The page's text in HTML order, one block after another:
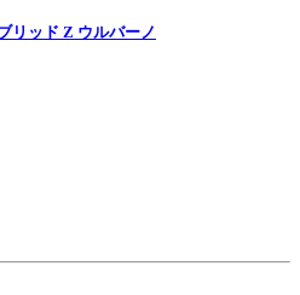
リッド Z ウルバーノ